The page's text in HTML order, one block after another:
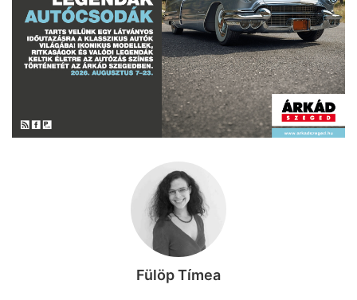
Fülöp Tímea